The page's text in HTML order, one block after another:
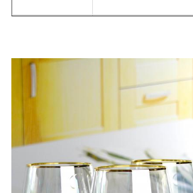
Levertyd
Ons bedrijf en onze fabriek doen
kwaliteit te controleren.We willen
met onze vrienden en
wereld..